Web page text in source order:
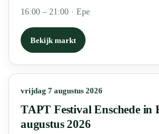
16:00 – 21:00 · Epe
Bekijk markt
vrijdag 7 augustus 2026
TAPT Festival Enschede in
augustus 2026